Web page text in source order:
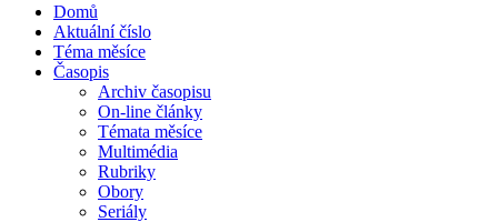
Domů
Aktuální číslo
Téma měsíce
Časopis
Archiv časopisu
On-line články
Témata měsíce
Multimédia
Rubriky
Obory
Seriály